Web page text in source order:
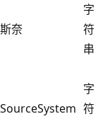
斯奈
字
符
串
SourceSystem
字
符